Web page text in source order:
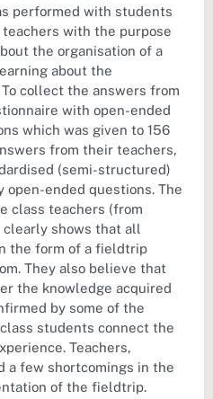
performed with students
with the purpose
the organisation of a
about the
collect the answers from
with open-ended
which was given to 156
from their teachers,
(semi-structured)
ended questions. The
class teachers (from
clearly shows that all
the form of a fieldtrip
They also believe that
the knowledge acquired
by some of the
students connect the
Teachers,
a few shortcomings in the
of the fieldtrip.